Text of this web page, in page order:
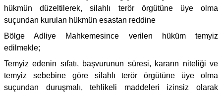
hükmün düzeltilerek, silahlı terör örgütüne üye olma
suçundan kurulan hükmün esastan reddine
Bölge Adliye Mahkemesince verilen hüküm temyiz
edilmekle;
Temyiz edenin sıfatı, başvurunun süresi, kararın niteliği ve
temyiz sebebine göre silahlı terör örgütüne üye olma
suçundan duruşmalı, tehlikeli maddeleri izinsiz olarak